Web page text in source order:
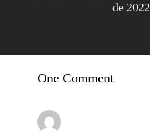
de 2022
One Comment